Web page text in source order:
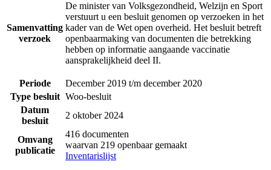
Samenvatting
verzoek
De minister van Volksgezondheid, Welzijn en Sport
verstuurt u een besluit genomen op verzoeken in het
kader van de Wet open overheid. Het besluit betreft
openbaarmaking van documenten die betrekking
hebben op informatie aangaande vaccinatie
aansprakelijkheid deel II.
Periode
December 2019 t/m december 2020
Type besluit Woo-besluit
Datum
besluit
2 oktober 2024
Omvang
publicatie
416 documenten
waarvan 219 openbaar gemaakt
Inventarislijst